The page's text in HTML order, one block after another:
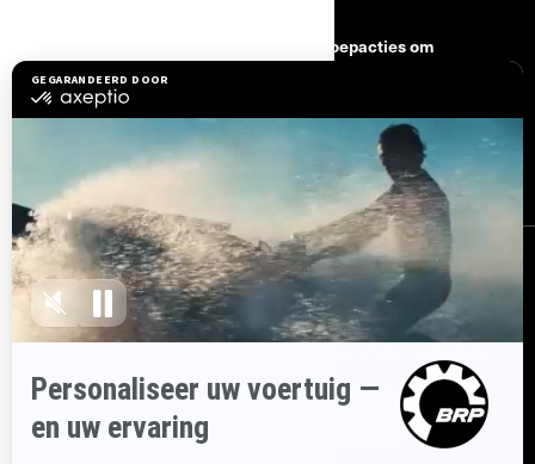
Carrière
Word Lid Van Het BRP-
Dealernetwerk
Terugroepacties om
BRP Experiences
AANMELDEN
Ontvang de nieuwsbrief.Wees als eerste op de hoogte van de